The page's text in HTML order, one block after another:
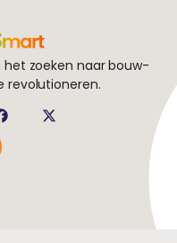
zoeken naar bouw-
revolutioneren.